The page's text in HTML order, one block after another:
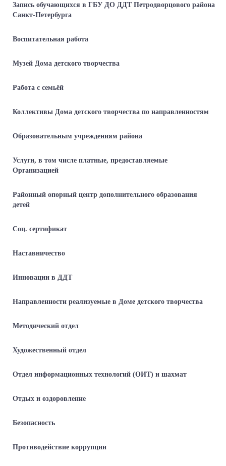
Запись обучающихся в ГБУ ДО ДДТ Петродворцового района
Санкт-Петербурга
Воспитательная работа
Музей Дома детского творчества
Работа с семьёй
Коллективы Дома детского творчества по направленностям
Образовательным учреждениям района
Услуги, в том числе платные, предоставляемые
Организацией
Районный опорный центр дополнительного образования
детей
Соц. сертификат
Наставничество
Инновации в ДДТ
Направленности реализуемые в Доме детского творчества
Методический отдел
Художественный отдел
Отдел информационных технологий (ОИТ) и шахмат
Отдых и оздоровление
Безопасность
Противодействие коррупции